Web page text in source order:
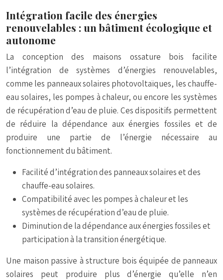
Intégration facile des énergies
renouvelables : un bâtiment écologique et
autonome
La conception des maisons ossature bois facilite
l’intégration de systèmes d’énergies renouvelables,
comme les panneaux solaires photovoltaïques, les chauffe-
eau solaires, les pompes à chaleur, ou encore les systèmes
de récupération d’eau de pluie. Ces dispositifs permettent
de réduire la dépendance aux énergies fossiles et de
produire une partie de l’énergie nécessaire au
fonctionnement du bâtiment.
Facilité d’intégration des panneaux solaires et des
chauffe-eau solaires.
Compatibilité avec les pompes à chaleur et les
systèmes de récupération d’eau de pluie.
Diminution de la dépendance aux énergies fossiles et
participation à la transition énergétique.
Une maison passive à structure bois équipée de panneaux
solaires peut produire plus d’énergie qu’elle n’en